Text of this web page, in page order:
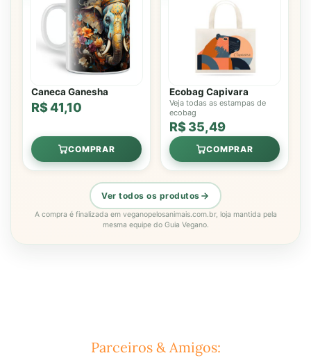
Caneca Ganesha
R$ 41,10
COMPRAR
Ecobag Capivara
Veja todas as estampas de
ecobag
R$ 35,49
COMPRAR
Ver todos os produtos
A compra é finalizada em veganopelosanimais.com.br, loja mantida pela
mesma equipe do Guia Vegano.
Parceiros & Amigos: